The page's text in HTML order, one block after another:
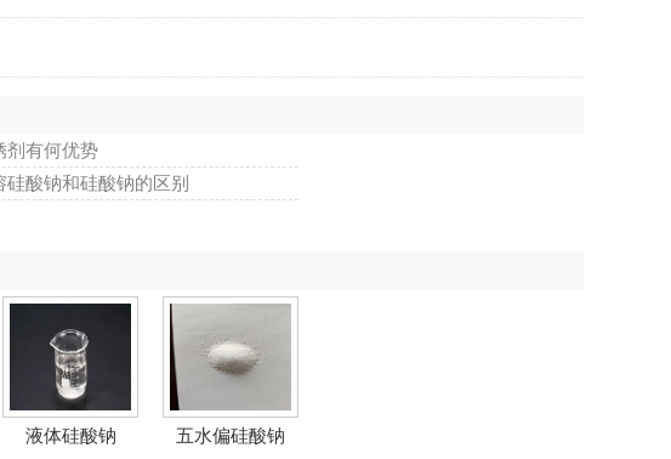
剂有何优势
硅酸钠和硅酸钠的区别
液体硅酸钠 五水偏硅酸钠